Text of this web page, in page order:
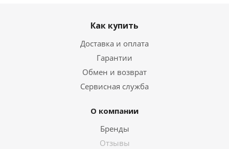
Как купить
Доставка и оплата
Гарантии
Обмен и возврат
Сервисная служба
О компании
Бренды
Отзывы